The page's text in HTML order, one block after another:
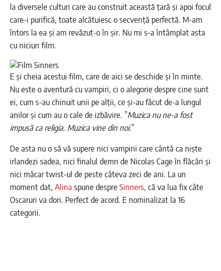
la diversele culturi care au construit această țară și apoi focul
care-i purifică, toate alcătuiesc o secvență perfectă. M-am
întors la ea și am revăzut-o în șir. Nu mi s-a întâmplat asta
cu niciun film.
E și cheia acestui film, care de aici se deschide și în minte.
Nu este o aventură cu vampiri, ci o alegorie despre cine sunt
ei, cum s-au chinuit unii pe alții, ce și-au făcut de-a lungul
anilor și cum au o cale de izbăvire. ”Muzica nu ne-a fost
impusă ca religia. Muzica vine din noi.”
De asta nu o să vă supere nici vampirii care cântă ca niște
irlandezi sadea, nici finalul demn de Nicolas Cage în flăcări și
nici măcar twist-ul de peste câteva zeci de ani. La un
moment dat, Alina spune despreSinners, că va lua fix câte
Oscaruri va dori. Perfect de acord. E nominalizat la 16
categorii.